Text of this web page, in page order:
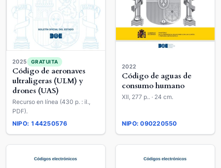
2025 GRATUITA
Código de aeronaves
ultraligeras (ULM) y
drones (UAS)
Recurso en línea (430 p. : il.,
PDF).
NIPO: 144250576
2022
Código de aguas de
consumo humano
XII, 277 p.. · 24 cm.
NIPO: 090220550